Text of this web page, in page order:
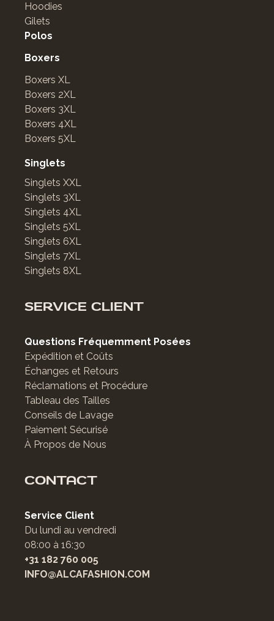
Hoodies
Gilets
Polos
Boxers
Boxers XL
Boxers 2XL
Boxers 3XL
Boxers 4XL
Boxers 5XL
Singlets
Singlets XXL
Singlets 3XL
Singlets 4XL
Singlets 5XL
Singlets 6XL
Singlets 7XL
Singlets 8XL
SERVICE CLIENT
Questions Fréquemment Posées
Expédition et Coûts
Échanges et Retours
Réclamations et Procédure
Tableau des Tailles
Conseils de Lavage
Paiement Sécurisé
À Propos de Nous
CONTACT
Service Client
Du lundi au vendredi
08:00 à 16:30
+31 182 760 005
INFO@ALCAFASHION.COM